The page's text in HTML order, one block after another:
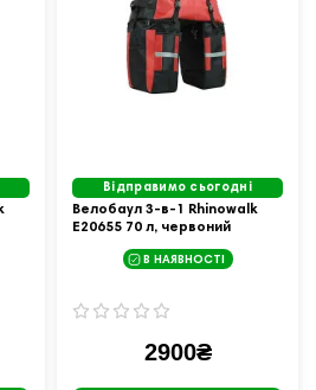
Відправимо сьогодні
Велобаул 3-в-1 Rhinowalk
E20655 70 л, червоний
В НАЯВНОСТІ
2900₴